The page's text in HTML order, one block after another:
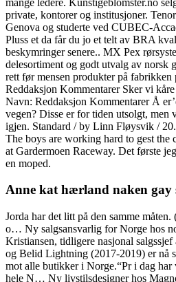
private, kontorer og institusjoner.
Genova og studerte ved CUBEC-
Pluss et da får du jo et telt av BRA
beskymringer senere.. MX Pex
delesortiment og godt utvalg av norsk
rett før mensen produkter på fabrikken
Reddaksjon Kommentarer Sker vi
Navn: Reddaksjon Kommentarer Å
vegen? Disse er for tiden utsolgt, men
igjen. Standard / by Linn Fløysvik /
The boys are working hard to gest the
at Gardermoen Raceway. Det første
en moped.
Anne kat hærland naken gay
Jorda har det litt på den samme
o… Ny salgsansvarlig for Norge hos
Kristiansen, tidligere nasjonal
og Belid Lightning (2017-2019) er nå
mot alle butikker i Norge.“Pr i dag
hele N… Ny livstilsdesigner hos